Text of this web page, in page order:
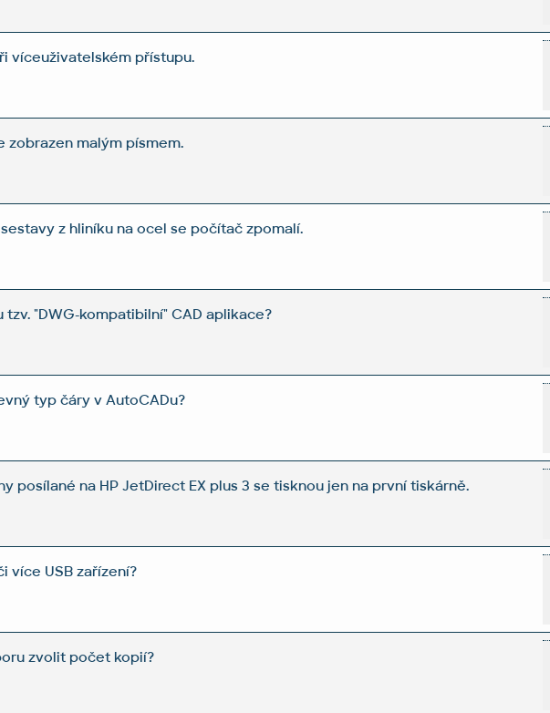
víceuživatelském přístupu.
zobrazen malým písmem.
z hliníku na ocel se počítač zpomalí.
"DWG-kompatibilní" CAD aplikace?
typ čáry v AutoCADu?
posílané na HP JetDirect EX plus 3 se tisknou jen na první tiskárně.
více USB zařízení?
zvolit počet kopií?